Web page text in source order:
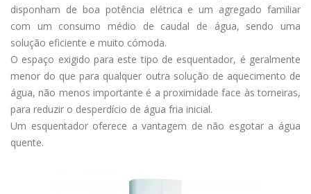
disponham de boa potência elétrica e um agregado familiar
com um consumo médio de caudal de água, sendo uma
solução eficiente e muito cómoda.
O espaço exigido para este tipo de esquentador, é geralmente
menor do que para qualquer outra solução de aquecimento de
água, não menos importante é a proximidade face às torneiras,
para reduzir o desperdício de água fria inicial.
Um esquentador oferece a vantagem de não esgotar a água
quente.